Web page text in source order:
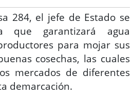
284, el jefe de Estado se
que garantizará agua
para mojar sus
cosechas, las cuales
mercados de diferentes
demarcación.